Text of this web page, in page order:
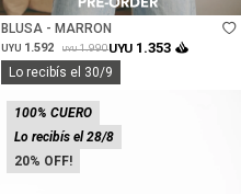
BLUSA - MARRON
UYU 1.592 UYU 1.990UYU 1.353
Lo recibís el 30/9
20
100% CUERO
Lo recibís el 28/8